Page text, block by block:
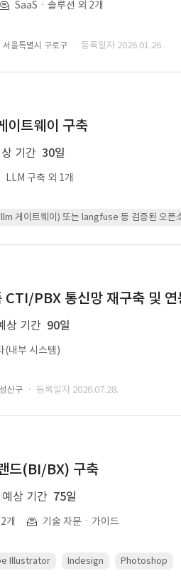
SaaSㆍ솔루션 외 2개
서울특별시 구로구 · 등록일자 2026.01.26.
이트웨이 구축
기간 30일
LLM 구축 외 1개
게이트웨이) 또는 langfuse 등 검증된 오픈
CTI/PBX 통신망 재구축 및 연
상 기간 90일
(내부 시스템)
산구 · 등록일자 2026.07.28.
드(BI/BX) 구축
예상 기간 75일
개 기술 자문ㆍ가이드
Illustrator Indesign Photoshop